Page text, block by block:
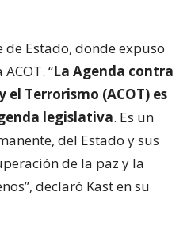
de Estado, donde expuso
“La Agenda contra
el Terrorismo (ACOT) es
legislativa. Es un
del Estado y sus
de la paz y la
declaró Kast en su